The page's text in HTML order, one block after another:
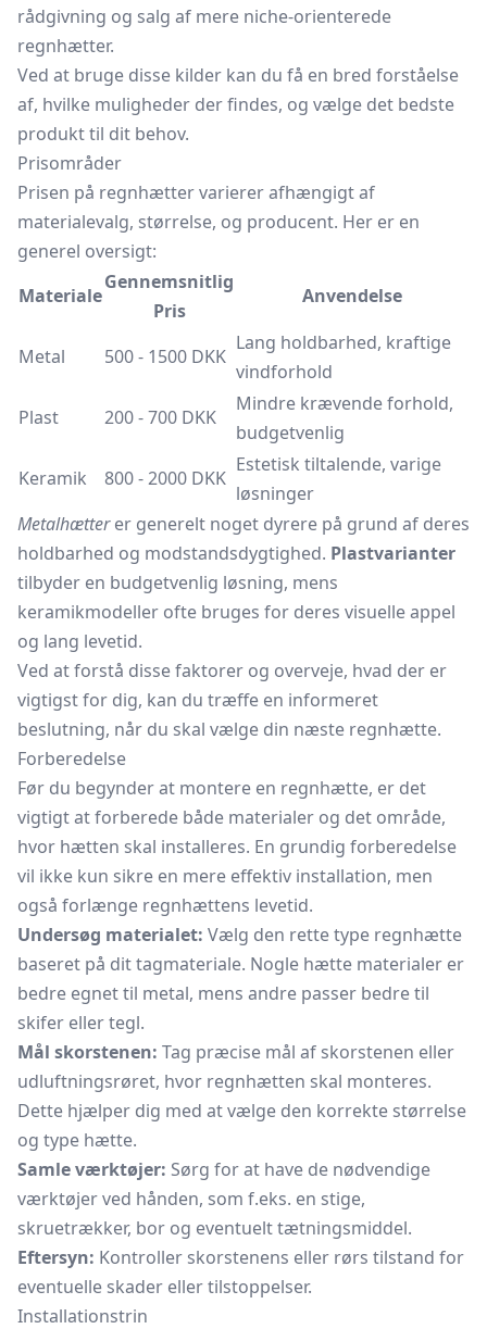
rådgivning og salg af mere niche-orienterede
regnhætter.
Ved at bruge disse kilder kan du få en bred forståelse
af, hvilke muligheder der findes, og vælge det bedste
produkt til dit behov.
Prisområder
Prisen på regnhætter varierer afhængigt af
materialevalg, størrelse, og producent. Her er en
generel oversigt:
Materiale
Gennemsnitlig
Pris
Anvendelse
Metal 500 - 1500 DKK
Lang holdbarhed, kraftige
vindforhold
Plast
200 - 700 DKK
Mindre krævende forhold,
budgetvenlig
Keramik
800 - 2000 DKK
Estetisk tiltalende, varige
løsninger
Metalhætterer generelt noget dyrere på grund af deres
holdbarhed og modstandsdygtighed. Plastvarianter
tilbyder en budgetvenlig løsning, mens
keramikmodeller ofte bruges for deres visuelle appel
og lang levetid.
Ved at forstå disse faktorer og overveje, hvad der er
vigtigst for dig, kan du træffe en informeret
beslutning, når du skal vælge din næste regnhætte.
Forberedelse
Før du begynder at montere en regnhætte, er det
vigtigt at forberede både materialer og det område,
hvor hætten skal installeres. En grundig forberedelse
vil ikke kun sikre en mere effektiv installation, men
også forlænge regnhættens levetid.
Undersøg materialet: Vælg den rette type regnhætte
baseret på dit tagmateriale. Nogle hætte materialer er
bedre egnet til metal, mens andre passer bedre til
skifer eller tegl.
Mål skorstenen: Tag præcise mål af skorstenen eller
udluftningsrøret, hvor regnhætten skal monteres.
Dette hjælper dig med at vælge den korrekte størrelse
og type hætte.
Samle værktøjer: Sørg for at have de nødvendige
værktøjer ved hånden, som f.eks. en stige,
skruetrækker, bor og eventuelt tætningsmiddel.
Eftersyn: Kontroller skorstenens eller rørs tilstand for
eventuelle skader eller tilstoppelser.
Installationstrin